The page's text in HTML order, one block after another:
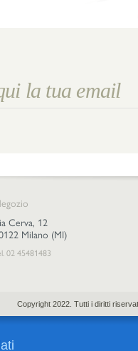
Cerva, 12
Milano (MI)
02 45481483
Copyright 2022. Tutti i diritti